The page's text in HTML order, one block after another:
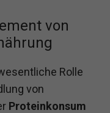
von
Rolle
von
Proteinkonsum